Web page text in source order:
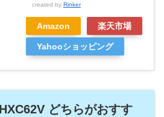
created by Rinker
Amazon 楽天市場
Yahooショッピング
どちらがおすす